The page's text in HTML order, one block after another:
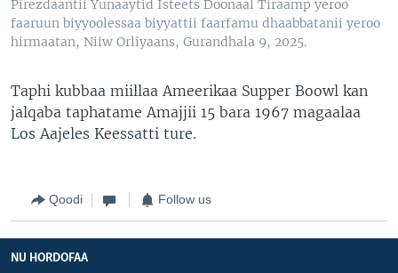
Pirezdaantii Yunaaytid Isteets Doonaal Tiraamp yeroo
faaruun biyyoolessaa biyyattii faarfamu dhaabbatanii yeroo
hirmaatan, Niiw Orliyaans, Gurandhala 9, 2025.
Taphi kubbaa miillaa Ameerikaa Supper Boowl kan
jalqaba taphatame Amajjii 15 bara 1967 magaalaa
Los Aajeles Keessatti ture.
Qoodi Follow us
NU HORDOFAA